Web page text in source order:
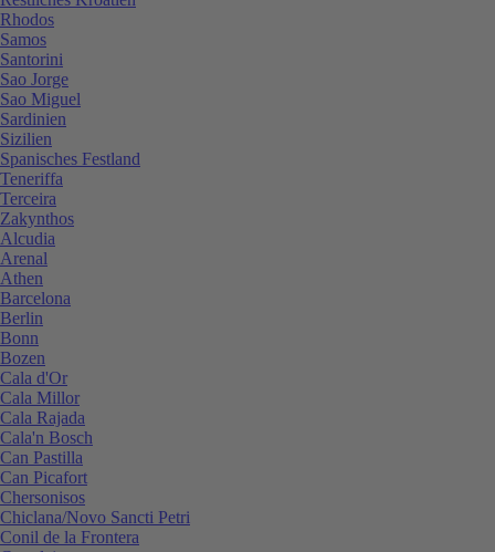
Rhodos
Samos
Santorini
Sao Jorge
Sao Miguel
Sardinien
Sizilien
Spanisches Festland
Teneriffa
Terceira
Zakynthos
Alcudia
Arenal
Athen
Barcelona
Berlin
Bonn
Bozen
Cala d'Or
Cala Millor
Cala Rajada
Cala'n Bosch
Can Pastilla
Can Picafort
Chersonisos
Chiclana/Novo Sancti Petri
Conil de la Frontera